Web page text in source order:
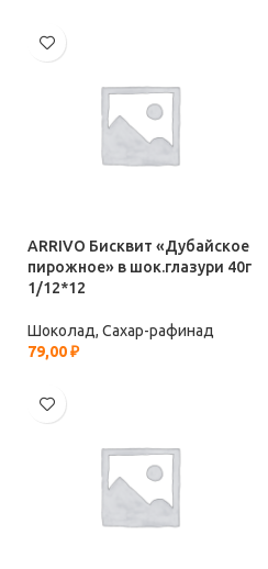
ARRIVO Бисквит «Дубайское
пирожное» в шок.глазури 40г
1/12*12
Шоколад, Сахар-рафинад
79,00₽